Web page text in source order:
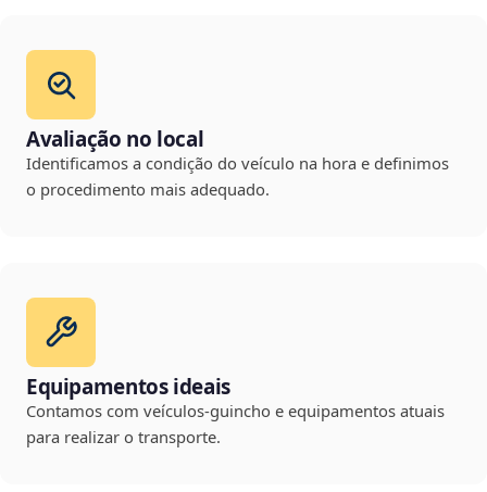
Avaliação no local
Identificamos a condição do veículo na hora e definimos
o procedimento mais adequado.
Equipamentos ideais
Contamos com veículos-guincho e equipamentos atuais
para realizar o transporte.